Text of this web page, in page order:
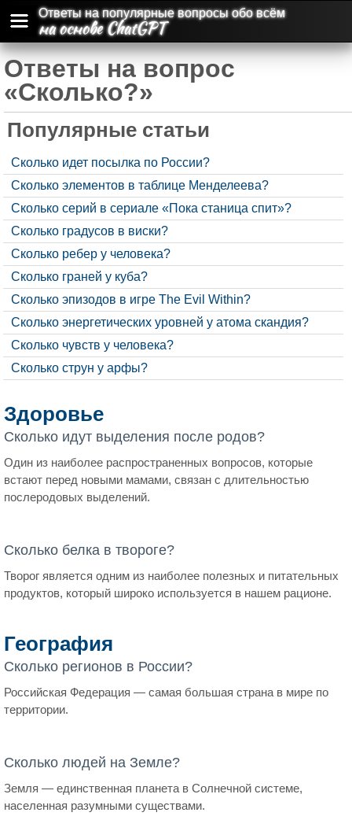
Ответы на популярные вопросы обо всём
на основе ChatGPT
Ответы на вопрос
«Сколько?»
Популярные статьи
Сколько идет посылка по России?
Сколько элементов в таблице Менделеева?
Сколько серий в сериале «Пока станица спит»?
Сколько градусов в виски?
Сколько ребер у человека?
Сколько граней у куба?
Сколько эпизодов в игре The Evil Within?
Сколько энергетических уровней у атома скандия?
Сколько чувств у человека?
Сколько струн у арфы?
Здоровье
Сколько идут выделения после родов?
Один из наиболее распространенных вопросов, которые
встают перед новыми мамами, связан с длительностью
послеродовых выделений.
Сколько белка в твороге?
Творог является одним из наиболее полезных и питательных
продуктов, который широко используется в нашем рационе.
География
Сколько регионов в России?
Российская Федерация — самая большая страна в мире по
территории.
Сколько людей на Земле?
Земля — единственная планета в Солнечной системе,
населенная разумными существами.